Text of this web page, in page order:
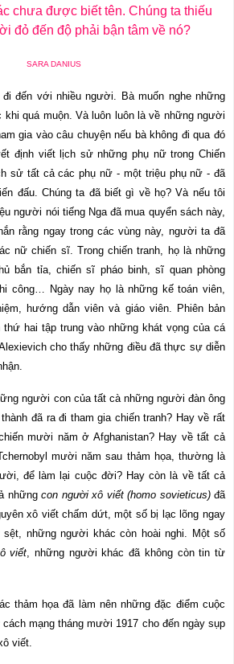
chưa được biết tên. Chúng ta thiếu
đỏ đến độ phải bận tâm về nó?
SARA DANIUS
đến với nhiều người. Bà muốn nghe những
quá muộn. Và luôn luôn là về những người
gia vào câu chuyện nếu bà không đi qua đó
định viết lịch sử những phụ nữ trong Chiến
sử tất cả các phụ nữ - một triệu phụ nữ - đã
đấu. Chúng ta đã biết gì về họ? Và nếu tôi
người nói tiếng Nga đã mua quyển sách này,
rằng ngay trong các vùng này, người ta đã
nữ chiến sĩ. Trong chiến tranh, họ là những
bắn tỉa, chiến sĩ pháo binh, sĩ quan phòng
công…
Ngày nay họ là những kế toán viên,
hướng dẫn viên và giáo viên. Phiên bản
hai tập trung vào những khát vọng của cá
cho thấy những điều đã thực sự diễn
người con của tất cà những người đàn ông
đã ra đi tham gia chiến tranh? Hay về rất
mười năm ở Afghanistan? Hay về tất cả
mười năm sau thảm họa, thường là
để làm lại cuộc đời? Hay còn là về tất cả
những con người xô viết (homo sovieticus) đã
xô viết chấm dứt, một số bị lạc lõng ngay
những người khác còn hoài nghi. Một số
viết , những người khác đã không còn tin từ
thảm họa đã làm nên những đặc điểm cuộc
mạng tháng mười 1917 cho đến ngày sụp
viết.